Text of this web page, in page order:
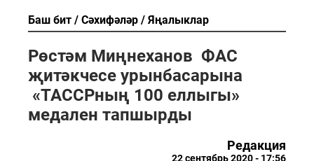
Баш бит Сәхифәләр Яңалыклар
Рөстәм Миңнеханов ФАС
җитәкчесе урынбасарына
«ТАССРның 100 еллыгы»
медален тапшырды
Редакция
22 сентябрь 2020 - 17:56